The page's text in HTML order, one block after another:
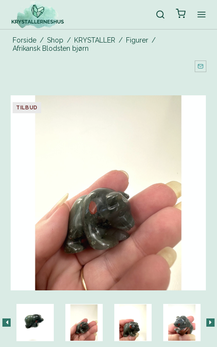
Forside / Shop / KRYSTALLER / Figurer /
Afrikansk Blodsten bjørn
TILBUD